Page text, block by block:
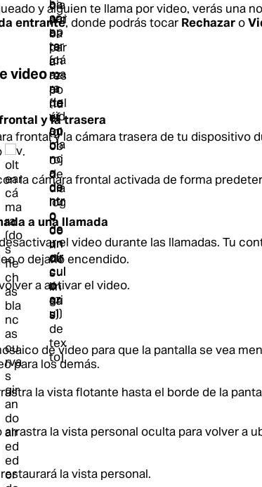
y alguien te llama por video, verás una
entrante, donde podrás tocar Rechazaro
video
y la trasera
frontal y la cámara trasera de tu dispositivo
.
la cámara frontal activada de forma
a una llamada
el video durante las llamadas. Tu
o dejarlo encendido.
a activar el video.
de video para que la pantalla se vea
para los demás.
la vista flotante hasta el borde de la
arrastra la vista personal oculta para volver a
la vista personal.